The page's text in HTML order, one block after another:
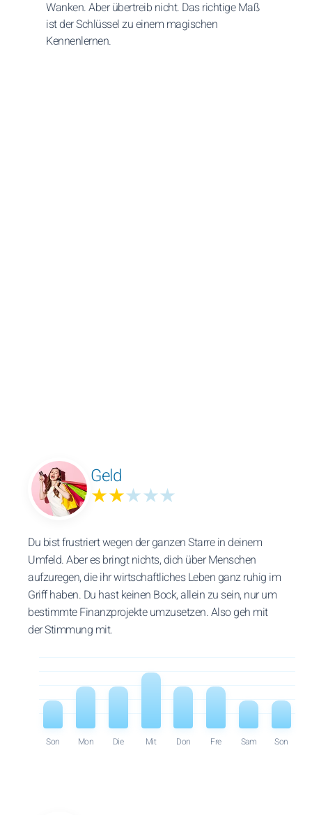
Wanken. Aber übertreib nicht. Das richtige Maß
ist der Schlüssel zu einem magischen
Kennenlernen.
Geld
★★★★★
Du bist frustriert wegen der ganzen Starre in deinem
Umfeld. Aber es bringt nichts, dich über Menschen
aufzuregen, die ihr wirtschaftliches Leben ganz ruhig im
Griff haben. Du hast keinen Bock, allein zu sein, nur um
bestimmte Finanzprojekte umzusetzen. Also geh mit
der Stimmung mit.
Son Mon Die Mit Don Fre Sam Son